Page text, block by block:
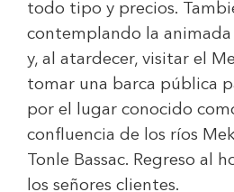
todo tipo y precios.
contemplando la animada
y, al atardecer, visitar el
tomar una barca pública
por el lugar conocido
confluencia de los ríos
Tonle Bassac. Regreso al
los señores clientes.